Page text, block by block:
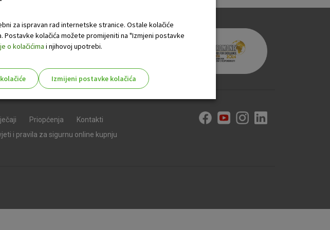
Priopćenja
Kontakti
i pravila za sigurnu online kupnju
za ispravan rad internetske stranice. Ostale kolačiće
kolačića možete promijeniti na "Izmjeni postavke
o kolačićima i njihovoj upotrebi.
Izmijeni postavke kolačića
slučaju neki dijelovi stranice neće raditi. Ti kolačići ne